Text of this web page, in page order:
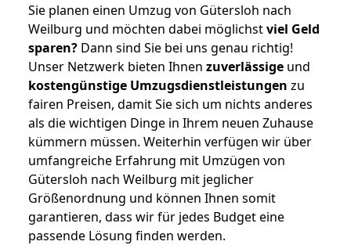
Sie planen einen Umzug von Gütersloh nach
Weilburg und möchten dabei möglichstviel Geld
sparen? Dann sind Sie bei uns genau richtig!
Unser Netzwerk bieten Ihnen zuverlässige und
kostengünstige Umzugsdienstleistungen zu
fairen Preisen, damit Sie sich um nichts anderes
als die wichtigen Dinge in Ihrem neuen Zuhause
kümmern müssen. Weiterhin verfügen wir über
umfangreiche Erfahrung mit Umzügen von
Gütersloh nach Weilburg mit jeglicher
Größenordnung und können Ihnen somit
garantieren, dass wir für jedes Budget eine
passende Lösung finden werden.